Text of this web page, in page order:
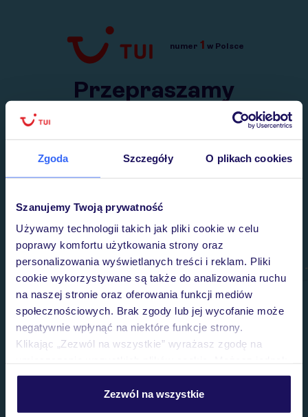
Zgoda Szczegóły O plikach cookies
Szanujemy Twoją prywatność
Używamy technologii takich jak pliki cookie w celu
poprawy komfortu użytkowania strony oraz
personalizowania wyświetlanych treści i reklam. Pliki
cookie wykorzystywane są także do analizowania ruchu
na naszej stronie oraz oferowania funkcji mediów
społecznościowych. Brak zgody lub jej wycofanie może
negatywnie wpłynąć na niektóre funkcje strony.
Klikając „Zezwól na wszystkie” wyrażasz zgodę na
personalizować swój wybór wchodząc w zakładkę
Szczegółowe informacje o plikach cookie znajdziesz
Zezwól na wszystkie
Przejdź do TUI.pl
numer 1 w Polsce
Przepraszamy
Wysłaliśmy nasz serwis na krótkie wakacje.